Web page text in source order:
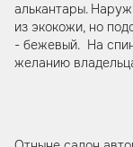
алькантары.
из экокожи, но
- бежевый. На
желанию